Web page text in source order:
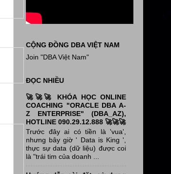
CỘNG ĐỒNG DBA VIỆT NAM
Join "DBA Việt Nam"
ĐỌC NHIỀU
🚀🚀🚀 KHÓA HỌC ONLINE
COACHING "ORACLE DBA A-
Z ENTERPRISE" (DBA_AZ),
HOTLINE 090.29.12.888 🚀🚀🚀
Trước đây ai có tiền là 'vua',
nhưng bây giờ ' Data is King ',
thực sự data (dữ liệu) được coi
là "trái tim của doanh ...